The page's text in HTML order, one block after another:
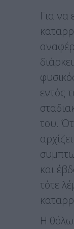
Για να
εντός
του.
και
τότε
Η